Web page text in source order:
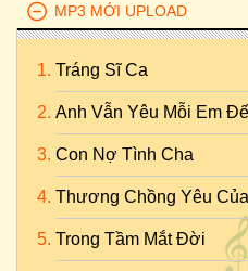
MP3 MỚI UPLOAD
Tráng Sĩ Ca
Anh Vẫn Yêu Mỗi Em
Con Nợ Tình Cha
Thương Chồng Yêu
Trong Tầm Mắt Đời